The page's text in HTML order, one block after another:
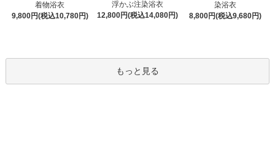
着物浴衣
9,800円(税込10,780円)
浮かぶ注染浴衣
12,800円(税込14,080円)
染浴衣
8,800円(税込9,680円)
もっと見る